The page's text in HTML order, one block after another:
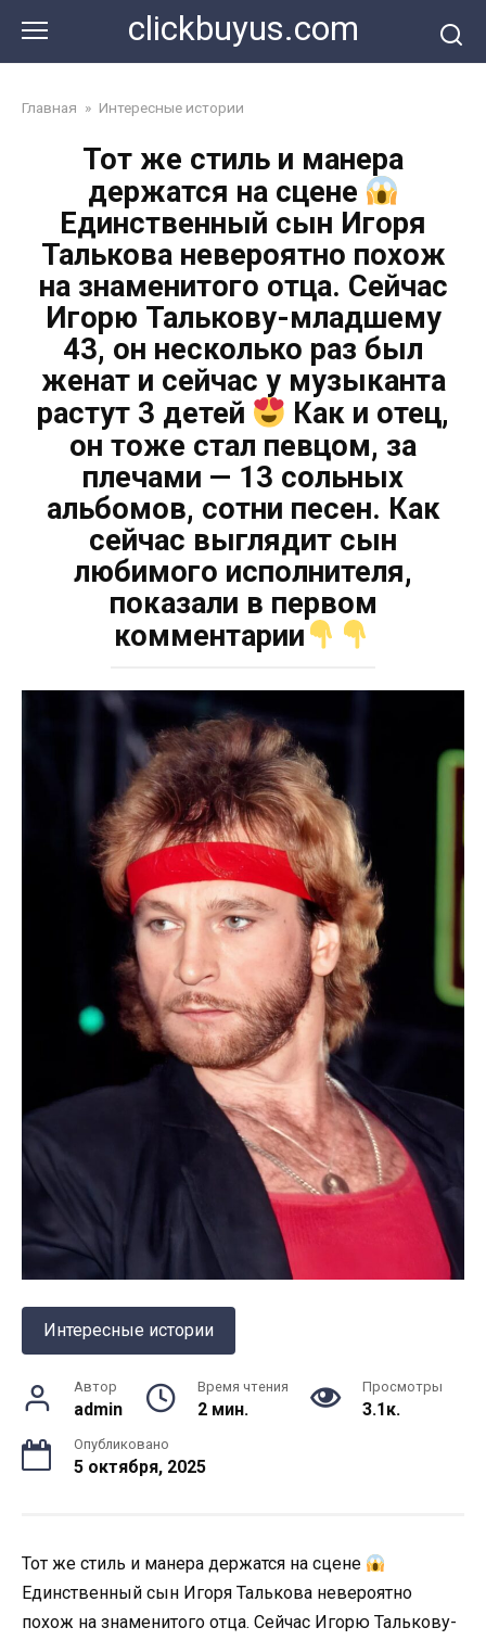
контенту
clickbuyus.com
Главная » Интересные истории
Тот же стиль и манера
держатся на сцене
Единственный сын Игоря
Талькова невероятно похож
на знаменитого отца. Сейчас
Игорю Талькову-младшему
43, он несколько раз был
женат и сейчас у музыканта
растут 3 детей
Как и отец,
он тоже стал певцом, за
плечами — 13 сольных
альбомов, сотни песен. Как
сейчас выглядит сын
любимого исполнителя,
показали в первом
комментарии
Интересные истории
Автор
admin
Время чтения
2 мин.
Просмотры
3.1к.
Опубликовано
5 октября, 2025
Тот же стиль и манера держатся на сцене
Единственный сын Игоря Талькова невероятно
похож на знаменитого отца. Сейчас Игорю Талькову-